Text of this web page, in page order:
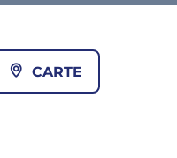
CARTE